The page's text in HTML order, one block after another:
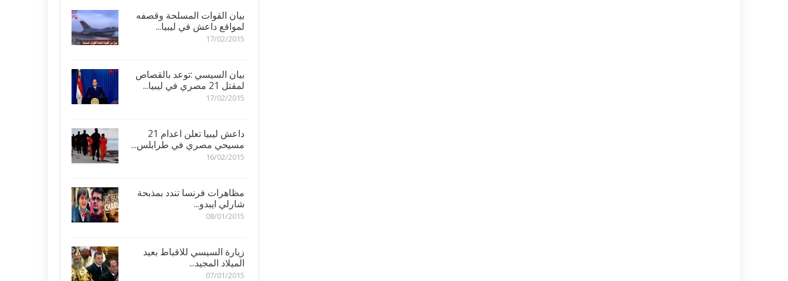
بيان القوات المسلحة وقصفه
لمواقع داعش في ليبيا...
17/02/2015
بيان السيسي :توعد بالقصاص
لمقتل 21 مصري في ليبيا...
17/02/2015
داعش ليبيا تعلن اعدام 21
مسيحي مصري في طرابلس...
16/02/2015
مظاهرات فرنسا تندد بمذبحة
شارلي ايبدو...
08/01/2015
زيارة السيسي للاقباط بعيد
الميلاد المجيد...
07/01/2015